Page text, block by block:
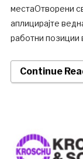
местаОтворени
аплицирајте
работни позиции
Continue